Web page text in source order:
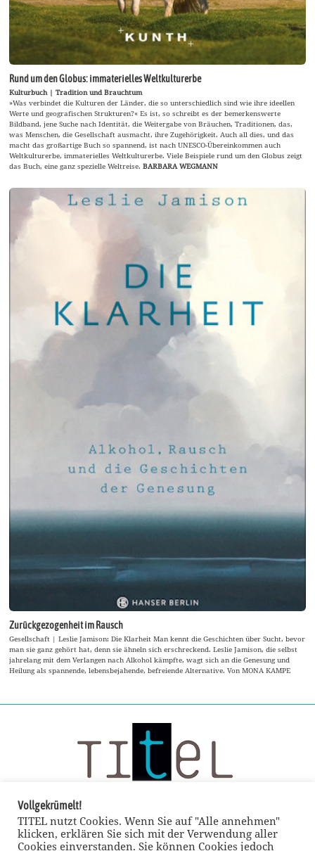
Rund um den Globus: immaterielles Weltkulturerbe
Kulturbuch | Tradition und Brauchtum
»Was verbindet die Kulturen der Länder, die so unterschiedlich sind wie ihre ideellen
Werte und geografischen Strukturen?« Es ist, so schreibt es der bemerkenswerte
Bildband, jene Suche nach Identität, die Weitergabe von Bräuchen, Traditionen, das,
was Menschen, die Gesellschaft ausmacht, ihre Zugehörigkeit. Auch all dies, und das
macht das großartige Buch so spannend, ist nach UNESCO-Übereinkommen auch
Weltkulturerbe, immaterielles Weltkulturerbe. Viele Beispiele rund um den Globus zeigt
das Buch, eine ganz spezielle Weltreise.BARBARA WEGMANN
Zurückgezogenheit im Rausch
Gesellschaft | Leslie Jamison: Die Klarheit Man kennt die Geschichten über Sucht, bevor
man sie ganz gehört hat, denn sie ähneln sich erschreckend. Leslie Jamison, die selbst
jahrelang mit dem Verlangen nach Alkohol kämpfte, wagt sich an die Genesung und
Heilung als spannende, lebensbejahende, befreiende Alternative. Von MONA KAMPE
Vollgekrümelt!
TITEL nutzt Cookies. Wenn Sie auf "Alle annehmen"
klicken, erklären Sie sich mit der Verwendung aller
Cookies einverstanden. Sie können Cookies jedoch